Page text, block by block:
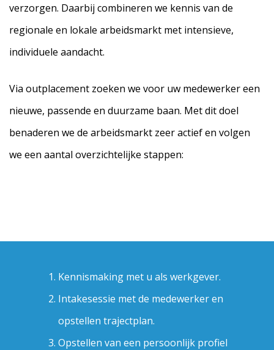
verzorgen. Daarbij combineren we kennis van de
regionale en lokale arbeidsmarkt met intensieve,
individuele aandacht.
Via outplacement zoeken we voor uw medewerker een
nieuwe, passende en duurzame baan. Met dit doel
benaderen we de arbeidsmarkt zeer actief en volgen
we een aantal overzichtelijke stappen:
Kennismaking met u als werkgever.
Intakesessie met de medewerker en
opstellen trajectplan.
Opstellen van een persoonlijk profiel